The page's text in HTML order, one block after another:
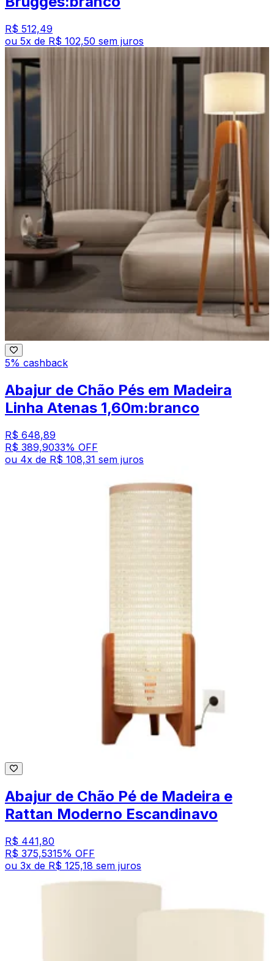
R$ 512,49
ou 5x de R$ 102,50 sem juros
5% cashback
Abajur de Chão Pés em Madeira
Linha Atenas 1,60m:branco
R$ 648,89
R$ 389,9033% OFF
ou 4x de R$ 108,31 sem juros
Abajur de Chão Pé de Madeira e
Rattan Moderno Escandinavo
R$ 441,80
R$ 375,5315% OFF
ou 3x de R$ 125,18 sem juros